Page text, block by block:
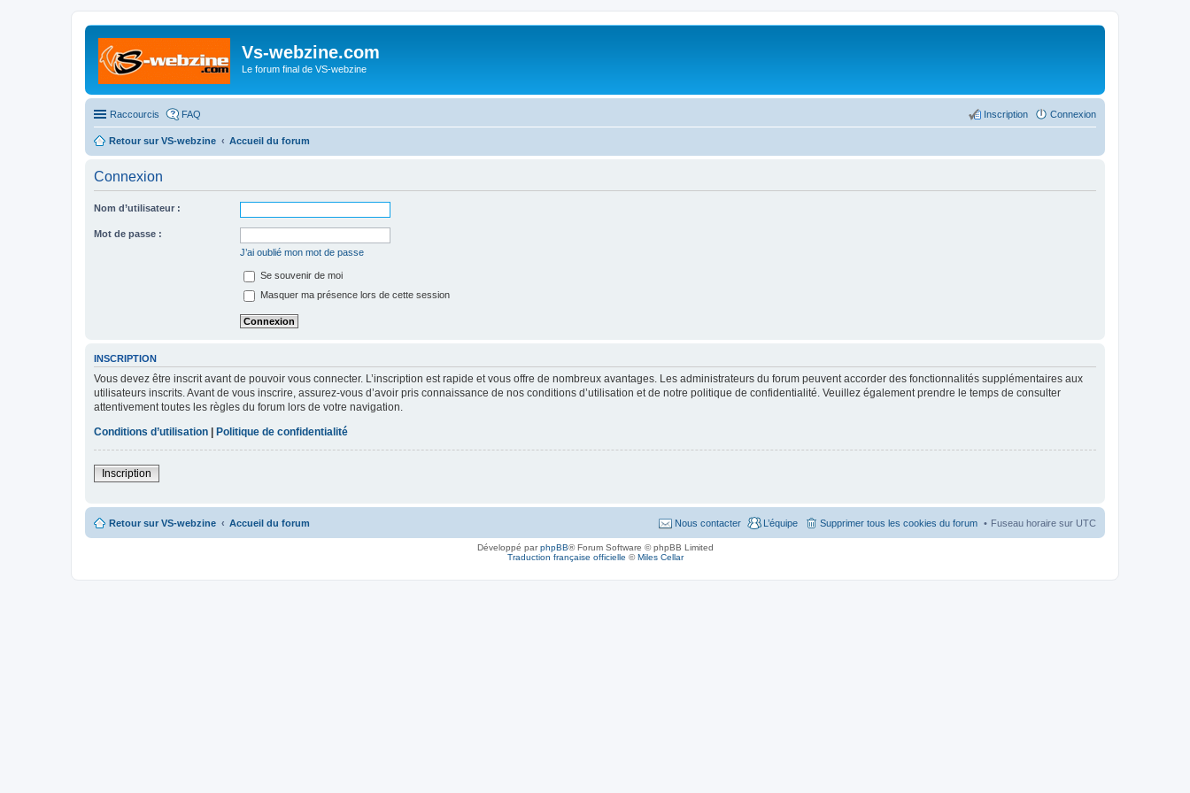
Vs-webzine.com
Le forum final de VS-webzine
Raccourcis FAQ Connexion
Inscription
Retour sur VS-webzine Accueil du forum
Connexion
Nom d’utilisateur :
Mot de passe :
J’ai oublié mon mot de passe
Se souvenir de moi
Masquer ma présence lors de cette session
INSCRIPTION
Vous devez être inscrit avant de pouvoir vous connecter. L’inscription est rapide et vous offre de nombreux avantages. Les administrateurs du forum peuvent accorder des fonctionnalités supplémentaires aux
utilisateurs inscrits. Avant de vous inscrire, assurez-vous d’avoir pris connaissance de nos conditions d’utilisation et de notre politique de confidentialité. Veuillez également prendre le temps de consulter
attentivement toutes les règles du forum lors de votre navigation.
Conditions d’utilisation
Politique de confidentialité
Inscription
Retour sur VS-webzine Accueil du forum Fuseau horaire sur UTC
Supprimer tous les cookies du forum
L’équipe
Nous contacter
Développé parphpBB® Forum Software © phpBB Limited
Traduction française officielle ©Miles Cellar